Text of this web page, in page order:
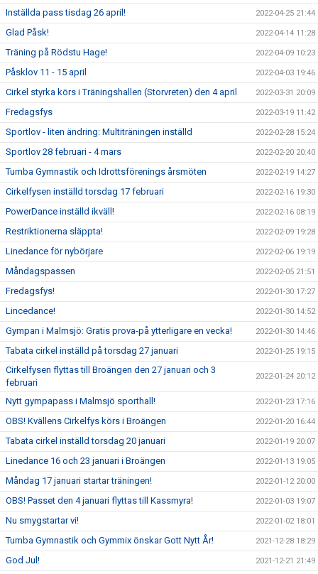
Inställda pass tisdag 26 april! 2022-04-25 21:44
Glad Påsk! 2022-04-14 11:28
Träning på Rödstu Hage! 2022-04-09 10:23
Påsklov 11 - 15 april 2022-04-03 19:46
Cirkel styrka körs i Träningshallen (Storvreten) den 4 april 2022-03-31 20:09
Fredagsfys 2022-03-19 11:42
Sportlov - liten ändring: Multiträningen inställd 2022-02-28 15:24
Sportlov 28 februari - 4 mars 2022-02-20 20:40
Tumba Gymnastik och Idrottsförenings årsmöten 2022-02-19 14:27
Cirkelfysen inställd torsdag 17 februari 2022-02-16 19:30
PowerDance inställd ikväll! 2022-02-16 08:19
Restriktionerna släppta! 2022-02-09 19:28
Linedance för nybörjare 2022-02-06 19:19
Måndagspassen 2022-02-05 21:51
Fredagsfys! 2022-01-30 17:27
Lincedance! 2022-01-30 14:52
Gympan i Malmsjö: Gratis prova-på ytterligare en vecka! 2022-01-30 14:46
Tabata cirkel inställd på torsdag 27 januari 2022-01-25 19:15
Cirkelfysen flyttas till Broängen den 27 januari och 3
februari
2022-01-24 20:12
Nytt gympapass i Malmsjö sporthall! 2022-01-23 17:16
OBS! Kvällens Cirkelfys körs i Broängen 2022-01-20 16:44
Tabata cirkel inställd torsdag 20 januari 2022-01-19 20:07
Linedance 16 och 23 januari i Broängen 2022-01-13 19:05
Måndag 17 januari startar träningen! 2022-01-12 20:00
OBS! Passet den 4 januari flyttas till Kassmyra! 2022-01-03 19:07
Nu smygstartar vi! 2022-01-02 18:01
Tumba Gymnastik och Gymmix önskar Gott Nytt År! 2021-12-28 18:29
God Jul! 2021-12-21 21:49